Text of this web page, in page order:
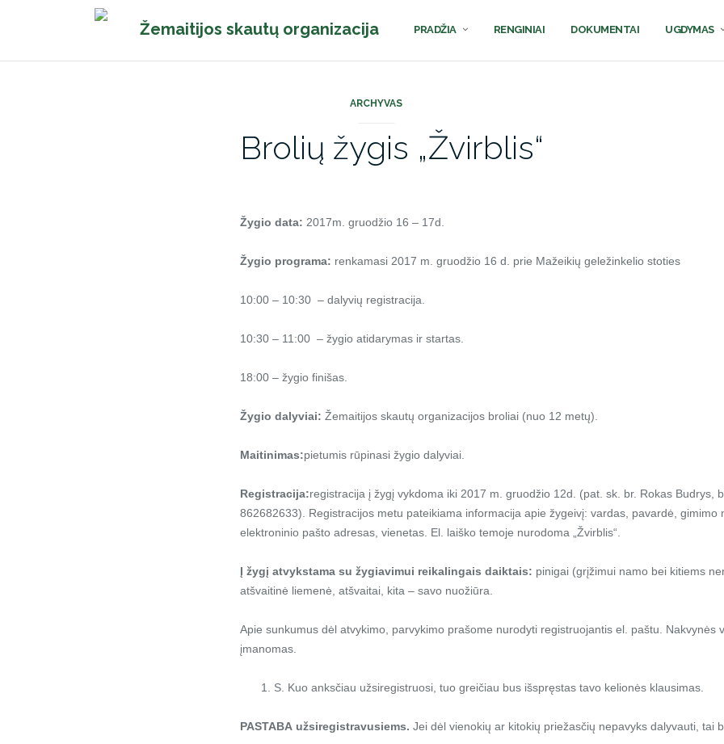
Žemaitijos skautų organizacija PRADŽIA RENGINIAI DOKUMENTAI UGDYMAS
ARCHYVAS
Brolių žygis „Žvirblis“
Žygio data: 2017m. gruodžio 16 – 17d.
Žygio programa: renkamasi 2017 m. gruodžio 16 d. prie Mažeikių geležinkelio stoties
10:00 – 10:30 – dalyvių registracija.
10:30 – 11:00 – žygio atidarymas ir startas.
18:00 – žygio finišas.
Žygio dalyviai: Žemaitijos skautų organizacijos broliai (nuo 12 metų).
Maitinimas:pietumis rūpinasi žygio dalyviai.
Registracija:registracija į žygį vykdoma iki 2017 m. gruodžio 12d. (pat. sk. br. Rokas Budrys,
862682633). Registracijos metu pateikiama informacija apie žygeivį: vardas, pavardė, gimimo
elektroninio pašto adresas, vienetas. El. laiško temoje nurodoma „Žvirblis“.
Į žygį atvykstama su žygiavimui reikalingais daiktais: pinigai (grįžimui namo bei kitiems
atšvaitinė liemenė, atšvaitai, kita – savo nuožiūra.
Apie sunkumus dėl atvykimo, parvykimo prašome nurodyti registruojantis el. paštu. Nakvynės
įmanomas.
S. Kuo anksčiau užsiregistruosi, tuo greičiau bus išspręstas tavo kelionės klausimas.
PASTABA užsiregistravusiems. Jei dėl vienokių ar kitokių priežasčių nepavyks dalyvauti, tai